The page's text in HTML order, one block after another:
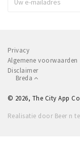
Privacy
Algemene voorwaarden
Disclaimer
Breda
© 2026, The City App
Realisatie door Beer n